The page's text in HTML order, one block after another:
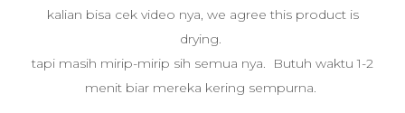
kalian bisa cek video nya, we agree this product is
drying.
tapi masih mirip-mirip sih semua nya. Butuh waktu 1-2
menit biar mereka kering sempurna.